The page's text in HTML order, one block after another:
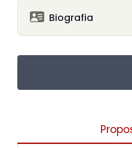
Biografia